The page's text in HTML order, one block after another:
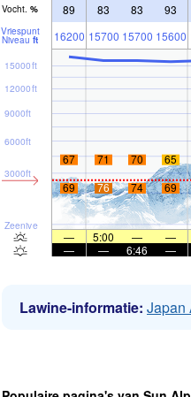
Vocht. % 89 83 83 93
Vriespunt
Niveau ft 16200 15700 15700 15600
Zeeniveau
3000ft
6000ft
9000ft
12000ft
15000ft
67 71 70 65
69
76 74 69
— 5:00 — —
—
— 6:46 —
Lawine-informatie: Japan